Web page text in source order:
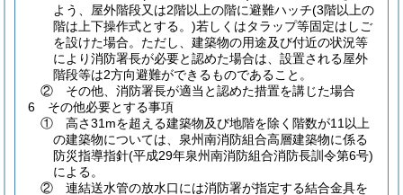
よう、屋外階段又は2階以上の階に避難ハッチ(3階以上の
階は上下操作式とする。)若しくはタラップ等固定はしご
を設けた場合。ただし、建築物の用途及び付近の状況等
により消防署長が必要と認めた場合は、設置される屋外
階段等は2方向避難ができるものであること。
② その他、消防署長が適当と認めた措置を講じた場合
6 その他必要とする事項
① 高さ31mを超える建築物及び地階を除く階数が11以上
の建築物については、泉州南消防組合高層建築物に係る
防災指導指針(平成29年泉州南消防組合消防長訓令第6号)
による。
② 連結送水管の放水口には消防署が指定する結合金具を